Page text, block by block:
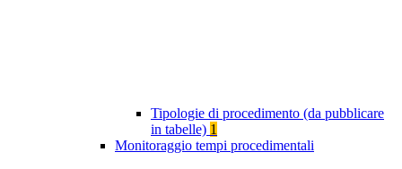
Tipologie di procedimento (da pubblicare
in tabelle) 1
Monitoraggio tempi procedimentali